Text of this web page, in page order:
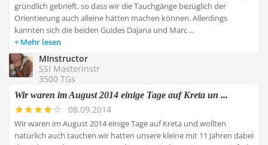
gründlich gebrieft, so dass wir die Tauchgänge bezüglich der
Orientierung auch alleine hätten machen können. Allerdings
kannten sich die beiden Guides Dajana und Marc ...
Mehr lesen
MInstructor
SSI Masterinstr
3500 TGs
Wir waren im August 2014 einige Tage auf Kreta un ...
08.09.2014
Wir waren im August 2014 einige Tage auf Kreta und wollten
natürlich auch tauchen.wir hatten unsere kleine mit 11 Jahren dabei